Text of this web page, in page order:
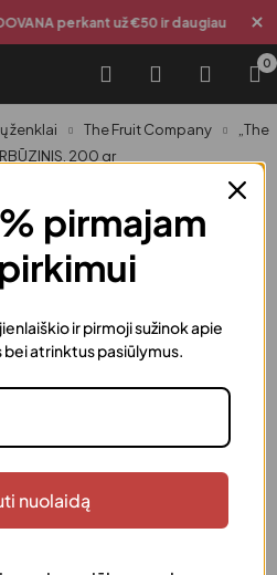
perkant už €50 ir daugiau
0
ženklai The Fruit Company
„The
200 gr
kūno losjonas
pirmajam
ir pirmoji sužinok apie
bei atrinktus pasiūlymus.
nuolaidą